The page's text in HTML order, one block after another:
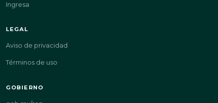
Ingresa
LEGAL
Aviso de privacidad
Términos de uso
GOBIERNO